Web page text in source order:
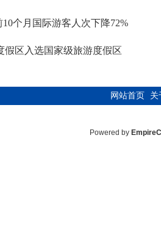
个月国际游客人次下降72%
假区入选国家级旅游度假区
网站首页 关
Powered by